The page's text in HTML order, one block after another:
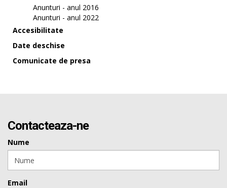
Anunturi - anul 2016
Anunturi - anul 2022
Accesibilitate
Date deschise
Comunicate de presa
Contacteaza-ne
Nume
Email